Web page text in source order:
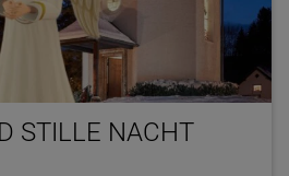
STILLE NACHT